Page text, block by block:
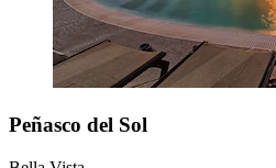
Peñasco del Sol